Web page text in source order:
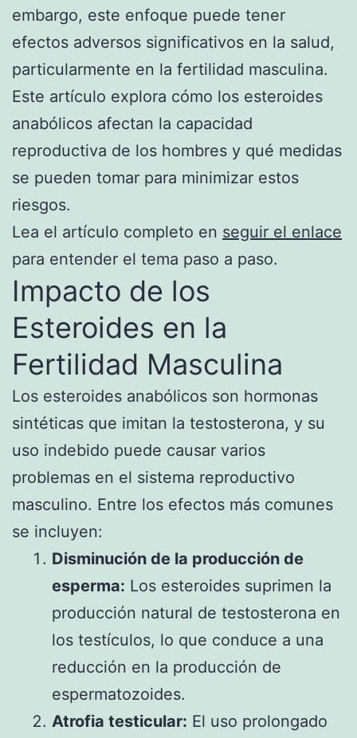
embargo, este enfoque puede tener
efectos adversos significativos en la salud,
particularmente en la fertilidad masculina.
Este artículo explora cómo los esteroides
anabólicos afectan la capacidad
reproductiva de los hombres y qué medidas
se pueden tomar para minimizar estos
riesgos.
Lea el artículo completo en seguir el enlace
para entender el tema paso a paso.
Impacto de los
Esteroides en la
Fertilidad Masculina
Los esteroides anabólicos son hormonas
sintéticas que imitan la testosterona, y su
uso indebido puede causar varios
problemas en el sistema reproductivo
masculino. Entre los efectos más comunes
se incluyen:
Disminución de la producción de
esperma: Los esteroides suprimen la
producción natural de testosterona en
los testículos, lo que conduce a una
reducción en la producción de
espermatozoides.
Atrofia testicular: El uso prolongado